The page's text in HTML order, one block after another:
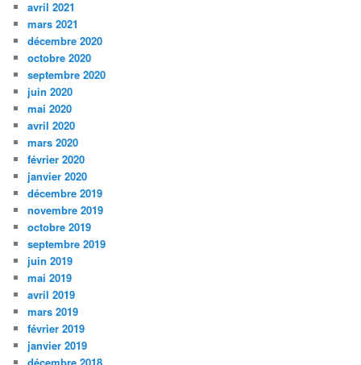
avril 2021
mars 2021
décembre 2020
octobre 2020
septembre 2020
juin 2020
mai 2020
avril 2020
mars 2020
février 2020
janvier 2020
décembre 2019
novembre 2019
octobre 2019
septembre 2019
juin 2019
mai 2019
avril 2019
mars 2019
février 2019
janvier 2019